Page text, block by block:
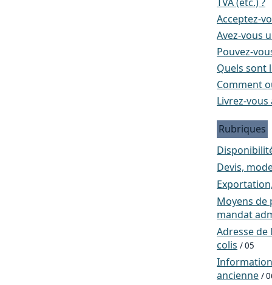
Acceptez-
Avez-vous
Pouvez-
Quels sont
Comment
Livrez-vous
Rubriques
Devis,
Moyens de
mandat
Adresse
colis / 05
ancienne /